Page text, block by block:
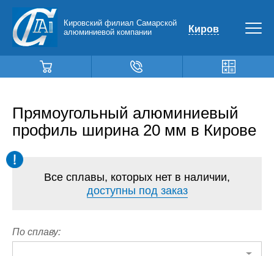
Кировский филиал Самарской
алюминиевой компании
Киров
Прямоугольный алюминиевый
профиль ширина 20 мм в Кирове
Все сплавы, которых нет в наличии,
доступны под заказ
По сплаву: